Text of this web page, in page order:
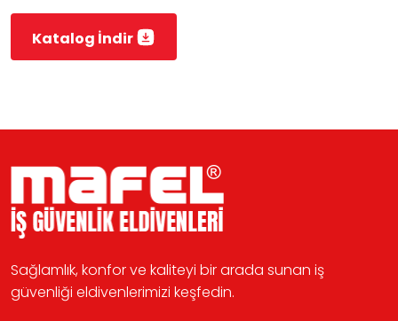
Katalog İndir
Sağlamlık, konfor ve kaliteyi bir arada sunan iş
güvenliği eldivenlerimizi keşfedin.